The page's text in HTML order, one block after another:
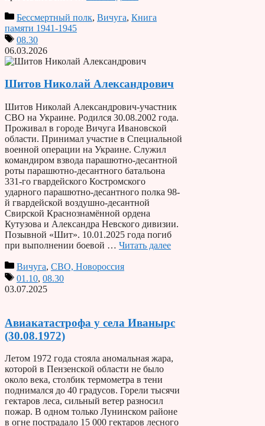
Бессмертный полк, Вичуга, Книга
памяти 1941-1945
08.30
06.03.2026
Шитов Николай Александрович
Шитов Николай Александрович-участник
СВО на Украине. Родился 30.08.2002 года.
Проживал в городе Вичуга Ивановской
области. Принимал участие в Специальной
военной операции на Украине. Служил
командиром взвода парашютно-десантной
роты парашютно-десантного батальона
331-го гвардейского Костромского
ударного парашютно-десантного полка 98-
й гвардейской воздушно-десантной
Свирской Краснознамённой ордена
Кутузова и Александра Невского дивизии.
Позывной «Шит». 10.01.2025 года погиб
при выполнении боевой … Читать далее
Вичуга, СВО, Новороссия
01.10, 08.30
03.07.2025
Авиакатастрофа у села Иванырс
(30.08.1972)
Летом 1972 года стояла аномальная жара,
которой в Пензенской области не было
около века, столбик термометра в тени
поднимался до 40 градусов. Горели тысячи
гектаров леса, сильный ветер разносил
пожар. В одном только Лунинском районе
в огне пострадало 15 000 гектаров лесного